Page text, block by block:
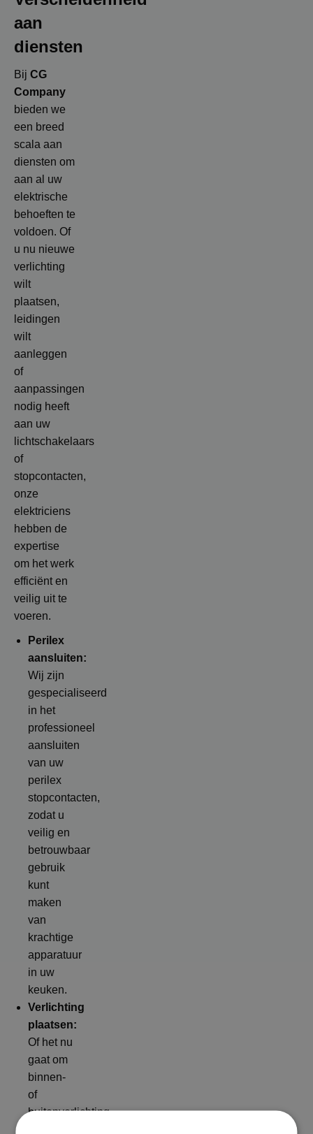
aan
diensten
Bij CG
Company
bieden we
een breed
scala aan
diensten om
aan al uw
elektrische
behoeften te
voldoen. Of
u nu nieuwe
verlichting
wilt
plaatsen,
leidingen
wilt
aanleggen
of
aanpassingen
nodig heeft
aan uw
lichtschakelaars
of
stopcontacten,
onze
elektriciens
hebben de
expertise
om het werk
efficiënt en
veilig uit te
voeren.
Perilex
aansluiten:
Wij zijn
gespecialiseerd
in het
professioneel
aansluiten
van uw
perilex
stopcontacten,
zodat u
veilig en
betrouwbaar
gebruik
kunt
maken
van
krachtige
apparatuur
in uw
keuken.
Verlichting
plaatsen:
Of het nu
gaat om
binnen-
of
buitenverlichting,